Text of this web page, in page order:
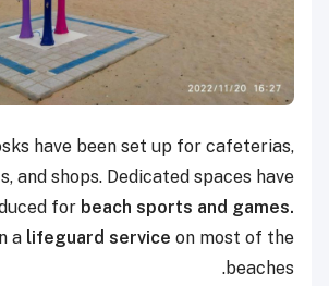
have been set up for cafeterias,
and shops. Dedicated spaces have
for beach sports and games.
a lifeguard service on most of the
beaches.